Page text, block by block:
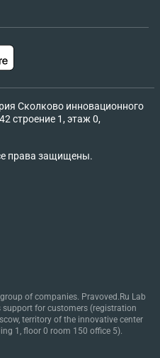
Сколково инновационного
строение 1, этаж 0,
права защищены.
of companies. Pravoved.Ru Lab
support for customers (registration
territory of the innovative center
1, floor 0 room 150 office 5).